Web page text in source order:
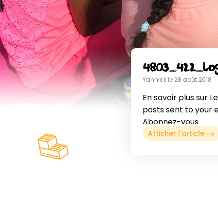
Yannick le 28 août 2018
En savoir plus sur
posts sent to your
Abonnez-vous
Afficher l'article